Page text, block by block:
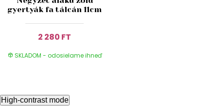
gyertyák fa tálcán 11cm
2 280 FT
SKLADOM - odosielame ihneď
High-contrast mode